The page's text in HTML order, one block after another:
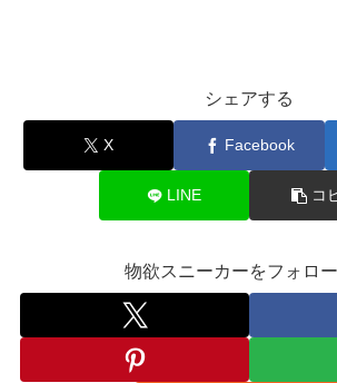
シェアする
X Facebook
LINE コ
物欲スニーカーをフォロ